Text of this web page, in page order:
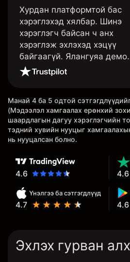
Хурдан платформтой бас
хэрэглэхэд хялбар. Шинэ
хэрэглэгч байсан ч анх
хэрэглэж эхлэхэд хэцүү
байгаагүй. Ялангуяа демо
данс нь их хэрэгтэй ба
дэмтэй.
Манай 4 ба 5 одтой
(Мэдээлэл хамгаалах ерөнхий
шаардлагын дагуу хэрэглэгчийн
тэдний хувийн нууцыг
нь нууцалсан болно.
4.6
Үнэлгээ ба сэтгэгдлүүд
4.7 4.6
4.6
Эхлэх гурван